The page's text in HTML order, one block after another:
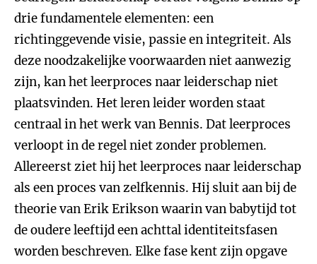
drie fundamentele elementen: een
richtinggevende visie, passie en integriteit. Als
deze noodzakelijke voorwaarden niet aanwezig
zijn, kan het leerproces naar leiderschap niet
plaatsvinden. Het leren leider worden staat
centraal in het werk van Bennis. Dat leerproces
verloopt in de regel niet zonder problemen.
Allereerst ziet hij het leerproces naar leiderschap
als een proces van zelfkennis. Hij sluit aan bij de
theorie van Erik Erikson waarin van babytijd tot
de oudere leeftijd een achttal identiteitsfasen
worden beschreven. Elke fase kent zijn opgave